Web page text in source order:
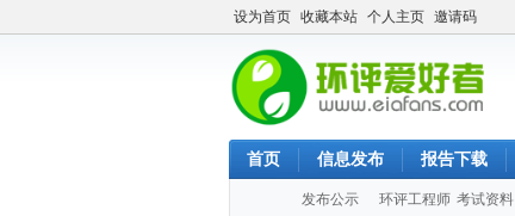
设为首页 收藏本站 个人主页 邀请码
首页 信息发布 报告下载
发布公示 环评工程师 考试资料